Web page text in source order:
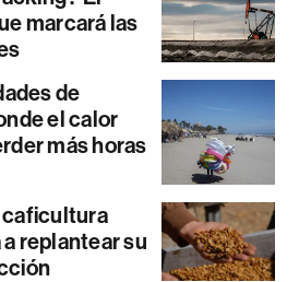
marcará las
de
el calor
más horas
caficultura
replantear su